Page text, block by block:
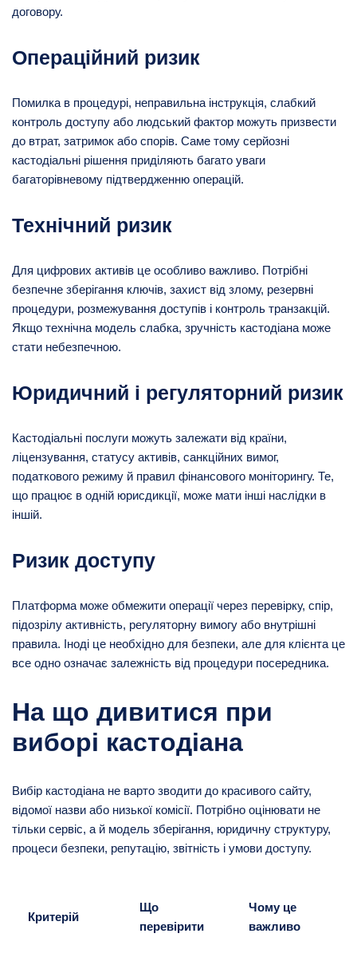
договору.
Операційний ризик
Помилка в процедурі, неправильна інструкція, слабкий
контроль доступу або людський фактор можуть призвести
до втрат, затримок або спорів. Саме тому серйозні
кастодіальні рішення приділяють багато уваги
багаторівневому підтвердженню операцій.
Технічний ризик
Для цифрових активів це особливо важливо. Потрібні
безпечне зберігання ключів, захист від злому, резервні
процедури, розмежування доступів і контроль транзакцій.
Якщо технічна модель слабка, зручність кастодіана може
стати небезпечною.
Юридичний і регуляторний ризик
Кастодіальні послуги можуть залежати від країни,
ліцензування, статусу активів, санкційних вимог,
податкового режиму й правил фінансового моніторингу. Те,
що працює в одній юрисдикції, може мати інші наслідки в
іншій.
Ризик доступу
Платформа може обмежити операції через перевірку, спір,
підозрілу активність, регуляторну вимогу або внутрішні
правила. Іноді це необхідно для безпеки, але для клієнта це
все одно означає залежність від процедури посередника.
На що дивитися при
виборі кастодіана
Вибір кастодіана не варто зводити до красивого сайту,
відомої назви або низької комісії. Потрібно оцінювати не
тільки сервіс, а й модель зберігання, юридичну структуру,
процеси безпеки, репутацію, звітність і умови доступу.
Критерій
Що
перевірити
Чому це
важливо